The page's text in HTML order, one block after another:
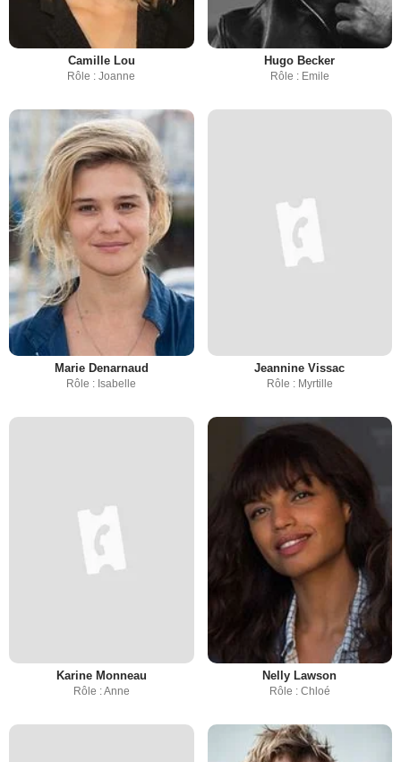
Camille Lou
Rôle : Joanne
Hugo Becker
Rôle : Emile
Marie Denarnaud
Rôle : Isabelle
Jeannine Vissac
Rôle : Myrtille
Karine Monneau
Rôle : Anne
Nelly Lawson
Rôle : Chloé